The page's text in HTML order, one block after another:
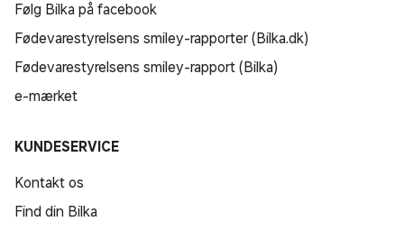
Følg Bilka på facebook
Fødevarestyrelsens smiley-rapporter (Bilka.dk)
Fødevarestyrelsens smiley-rapport (Bilka)
e-mærket
KUNDESERVICE
Kontakt os
Find din Bilka